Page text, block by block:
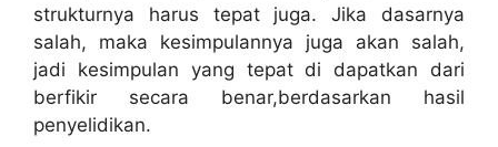
strukturnya harus tepat juga. Jika dasarnya
salah, maka kesimpulannya juga akan salah,
jadi kesimpulan yang tepat di dapatkan dari
berfikir secara benar,berdasarkan hasil
penyelidikan.